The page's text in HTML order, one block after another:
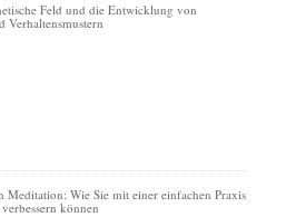
Feld und die Entwicklung von
Verhaltensmustern
Meditation: Wie Sie mit einer einfachen Praxis
können